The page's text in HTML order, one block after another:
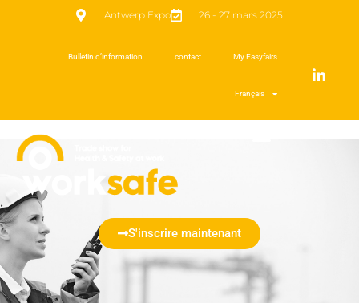
Antwerp Expo 26 - 27 mars 2025
Bulletin d’information contact My Easyfairs
Français
S'inscrire maintenant